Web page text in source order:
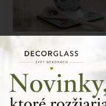
Hrnček s lyžičkou a
modrastý, kvetinový vzor,